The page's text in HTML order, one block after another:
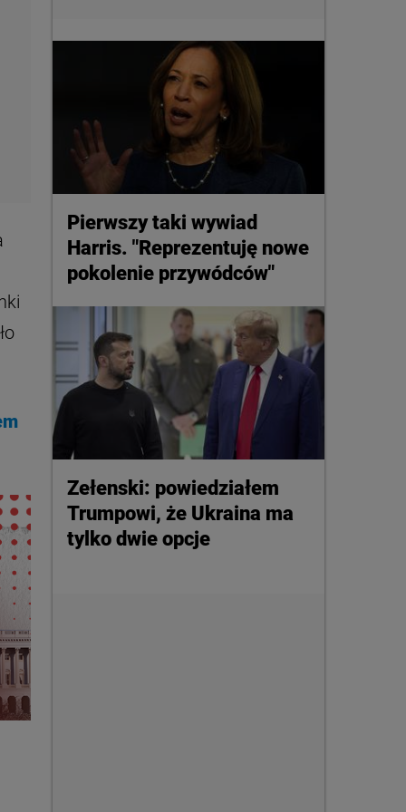
Pierwszy taki wywiad
Harris. "Reprezentuję nowe
pokolenie przywódców"
Zełenski: powiedziałem
Trumpowi, że Ukraina ma
tylko dwie opcje